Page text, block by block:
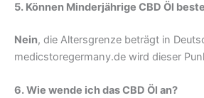
5. Können Minderjährige CBD Öl
Nein, die Altersgrenze beträgt in
medicstoregermany.de wird dieser
6. Wie wende ich das CBD Öl an?